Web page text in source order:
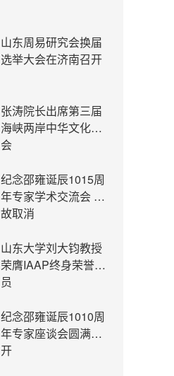
山东周易研究会换届
选举大会在济南召开
张涛院长出席第三届
海峡两岸中华文化峰
会
纪念邵雍诞辰1015周
年专家学术交流会 因
故取消
山东大学刘大钧教授
荣膺IAAP终身荣誉会
员
纪念邵雍诞辰1010周
年专家座谈会圆满召
开